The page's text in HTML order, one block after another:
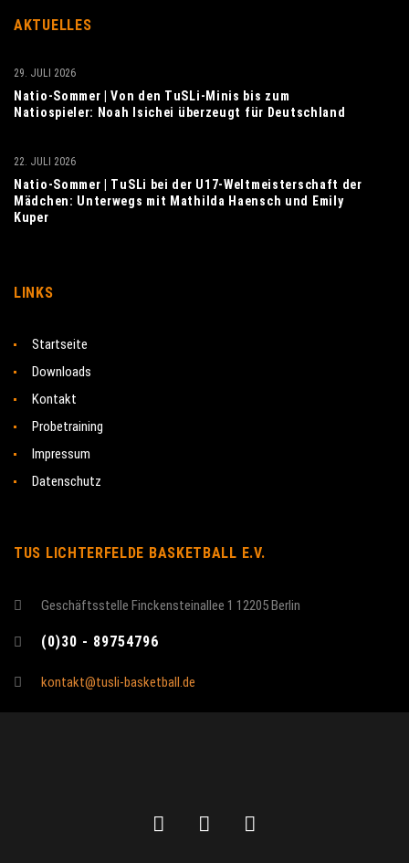
AKTUELLES
Natio-Sommer | Von den TuSLi-Minis bis zum
Natiospieler: Noah Isichei überzeugt für Deutschland
29. JULI 2026
Natio-Sommer | TuSLi bei der U17-Weltmeisterschaft der
Mädchen: Unterwegs mit Mathilda Haensch und Emily
Kuper
22. JULI 2026
LINKS
Startseite
Downloads
Kontakt
Probetraining
Impressum
Datenschutz
TUS LICHTERFELDE BASKETBALL E.V.
Geschäftsstelle Finckensteinallee 1 12205 Berlin
(0)30 - 89754796
kontakt@tusli-basketball.de